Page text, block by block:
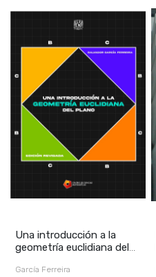
Una introducción a la
geometría euclidiana del
García Ferreira